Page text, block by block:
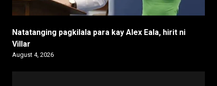
Natatanging pagkilala para kay Alex Eala, hirit ni
Villar
August 4, 2026